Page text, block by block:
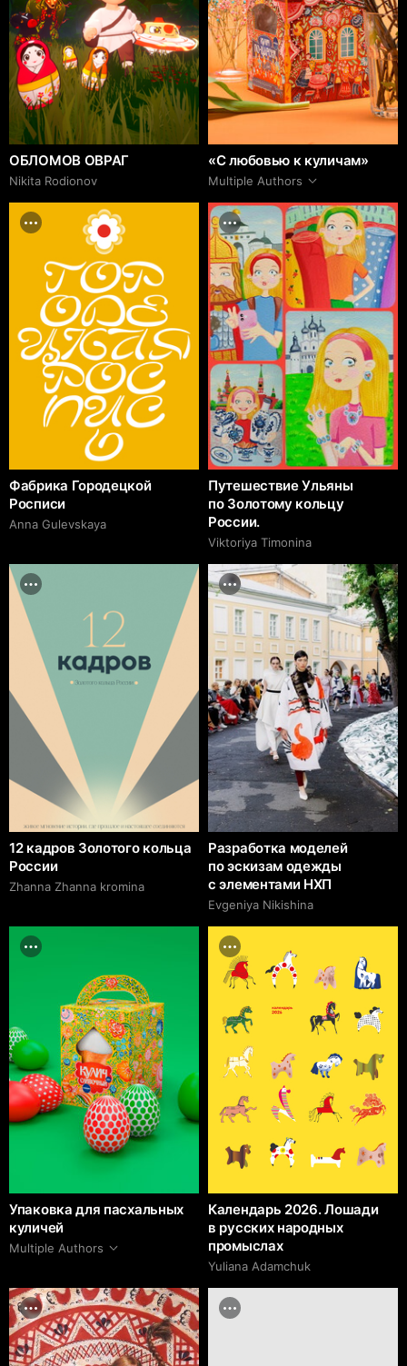
ОБЛОМОВ ОВРАГ
Nikita Rodionov
«С любовью к куличам»
Multiple Authors
Фабрика Городецкой
Росписи
Anna Gulevskaya
Путешествие Ульяны
по Золотому кольцу
России.
Viktoriya Timonina
12 кадров Золотого кольца
России
Zhanna Zhanna kromina
Разработка моделей
по эскизам одежды
с элементами НХП
Evgeniya Nikishina
Упаковка для пасхальных
куличей
Multiple Authors
Календарь 2026. Лошади
в русских народных
промыслах
Yuliana Adamchuk